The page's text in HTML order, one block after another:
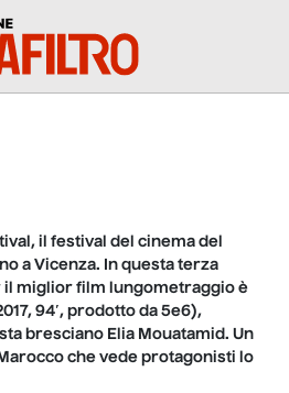
il festival del cinema del
a Vicenza. In questa terza
miglior film lungometraggio è
94′, prodotto da 5e6),
bresciano Elia Mouatamid. Un
che vede protagonisti lo